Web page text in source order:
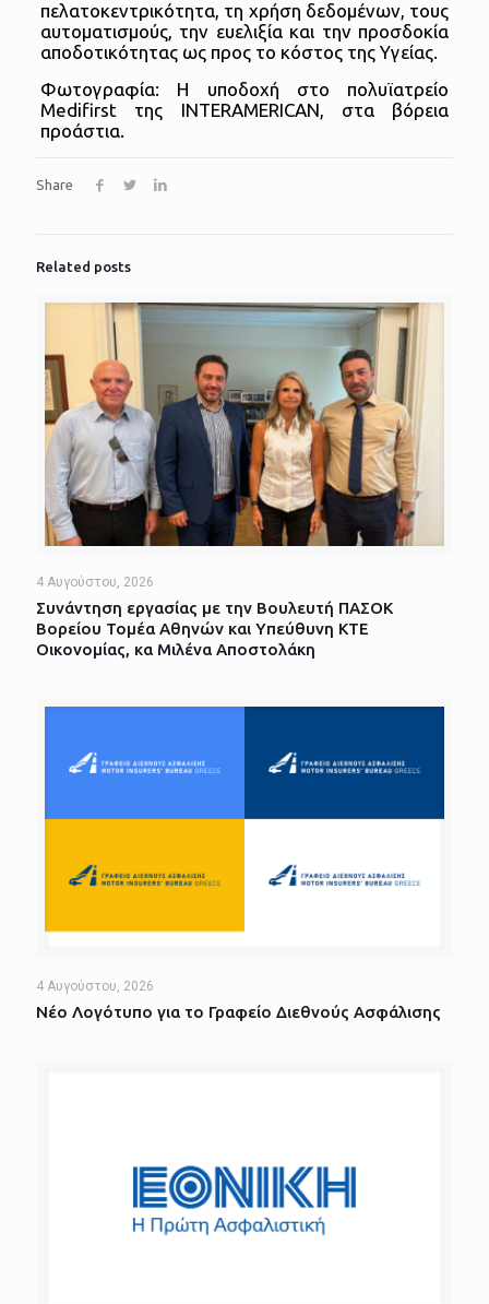
πελατοκεντρικότητα, τη χρήση δεδομένων, τους
αυτοματισμούς, την ευελιξία και την προσδοκία
αποδοτικότητας ως προς το κόστος της Υγείας.
Φωτογραφία: H υποδοχή στο πολυϊατρείο
Μedifirst της INTERAMERICAN, στα βόρεια
προάστια.
Share
Related posts
4 Αυγούστου, 2026
Συνάντηση εργασίας με την Βουλευτή ΠΑΣΟΚ
Βορείου Τομέα Αθηνών και Υπεύθυνη ΚΤΕ
Οικονομίας, κα Μιλένα Αποστολάκη
4 Αυγούστου, 2026
Νέο Λογότυπο για το Γραφείο Διεθνούς Ασφάλισης